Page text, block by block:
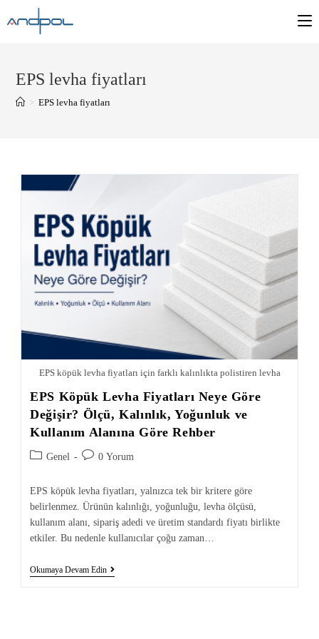
EPS levha fiyatları
> EPS levha fiyatları
EPS köpük levha fiyatları için farklı kalınlıkta polistiren levha
EPS Köpük Levha Fiyatları Neye Göre
Değişir? Ölçü, Kalınlık, Yoğunluk ve
Kullanım Alanına Göre Rehber
Genel 0 Yorum
EPS köpük levha fiyatları, yalnızca tek bir kritere göre
belirlenmez. Ürünün kalınlığı, yoğunluğu, levha ölçüsü,
kullanım alanı, sipariş adedi ve üretim standardı fiyatı birlikte
etkiler. Bu nedenle kullanıcılar çoğu zaman…
Okumaya Devam Edin